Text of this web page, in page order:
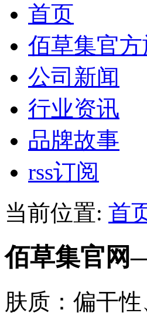
首页
佰草集官
公司新闻
行业资讯
品牌故事
rss订阅
当前位置: 首
佰草集官网
肤质：偏干